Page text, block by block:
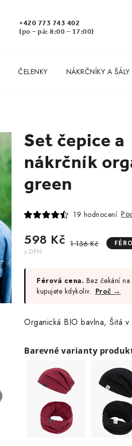
+420 773 743 402
(po – pá: 8:00 – 17:00)
ČELENKY NÁKRČNÍKY A ŠÁLY
Set čepice a
nákrčník
green
19 hodnocení
1 136 Kč
598 Kč
Férová cena. Bez čekání
kupujete kdykoliv. Proč →
Organická BIO bavlna, Šitá